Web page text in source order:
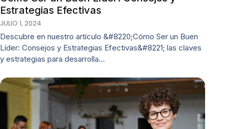
Estrategias Efectivas
JULIO 1, 2024
Descubre en nuestro artículo &#8220;Cómo Ser un Buen
Líder: Consejos y Estrategias Efectivas&#8221; las claves
y estrategias para desarrolla…